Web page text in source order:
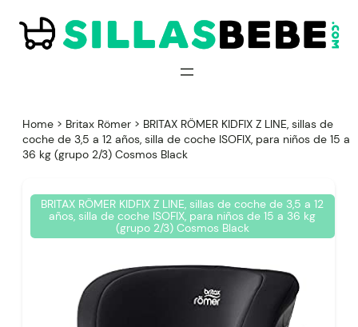
contenido
Home > Britax Römer > BRITAX RÖMER KIDFIX Z LINE, sillas de
coche de 3,5 a 12 años, silla de coche ISOFIX, para niños de 15 a
36 kg (grupo 2/3) Cosmos Black
BRITAX RÖMER KIDFIX Z LINE, sillas de coche de 3,5 a 12
años, silla de coche ISOFIX, para niños de 15 a 36 kg
(grupo 2/3) Cosmos Black